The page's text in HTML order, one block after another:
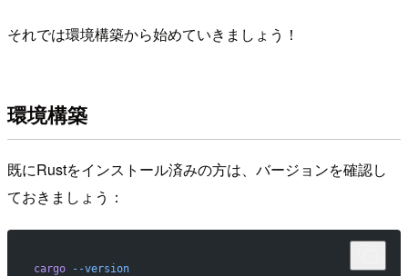
それでは環境構築から始めていきましょう！
環境構築
既にRustをインストール済みの方は、バージョンを確認し
ておきましょう：
cargo --version